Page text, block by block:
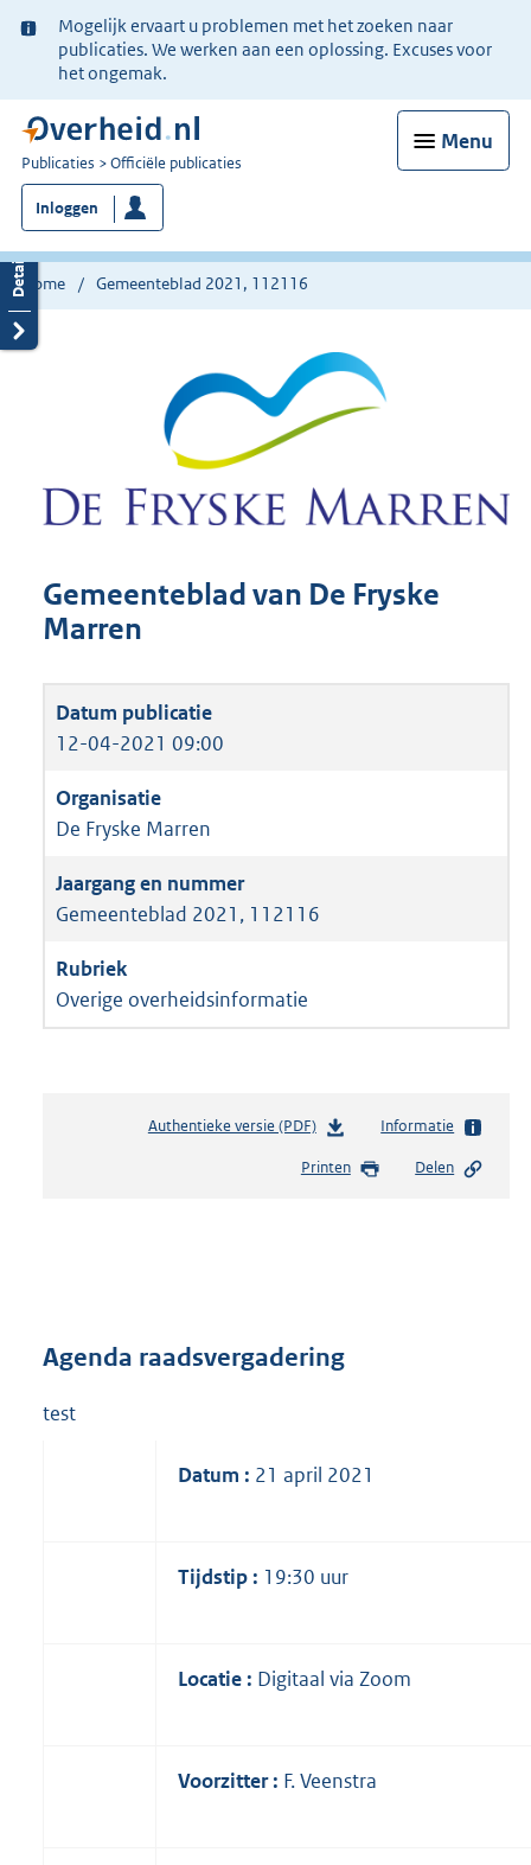
Ter
informatie:
Mogelijk ervaart u problemen met het zoeken naar
publicaties. We werken aan een oplossing. Excuses voor
het ongemak.
Menu
U
bent
nu
hier:
Publicaties Officiële publicaties
Inloggen
Home Gemeenteblad 2021, 112116
Gemeenteblad van De Fryske
Marren
12-04-2021 09:00
De Fryske Marren
Gemeenteblad 2021, 112116
Overige overheidsinformatie
Authentieke versie (PDF)b
s
r
e
0
Informatie
Printen Delen
Agenda raadsvergadering
test
Datum : 21 april 2021
Tijdstip: 19:30 uur
Locatie: Digitaal via Zoom
Voorzitter: F. Veenstra